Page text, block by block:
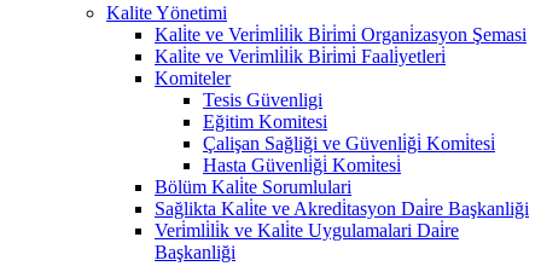
Kalite Yönetimi
Kali̇te ve Veri̇mli̇li̇k Bi̇ri̇mi̇ Organi̇zasyon Şemasi
Kali̇te ve Veri̇mli̇li̇k Bi̇ri̇mi̇ Faali̇yetleri̇
Komiteler
Tesis Güvenligi
Eğitim Komitesi
Çalişan Sağliği ve Güvenli̇ği̇ Komi̇tesi̇
Hasta Güvenli̇ği̇ Komi̇tesi̇
Bölüm Kali̇te Sorumlulari
Sağlikta Kali̇te ve Akredi̇tasyon Dai̇re Başkanliği
Veri̇mli̇li̇k ve Kali̇te Uygulamalari Dai̇re
Başkanliği